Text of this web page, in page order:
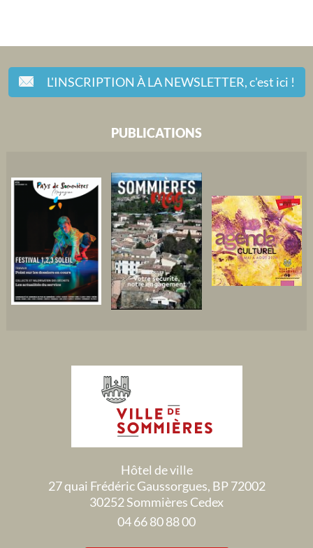
L'INSCRIPTION À LA NEWSLETTER,c'est ici !
PUBLICATIONS
Hôtel de ville
27 quai Frédéric Gaussorgues, BP 72002
30252 Sommières Cedex
04 66 80 88 00